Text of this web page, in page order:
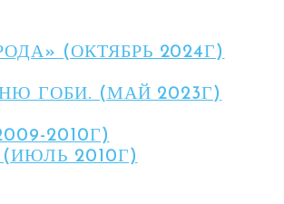
(ОКТЯБРЬ 2024Г)
ГОБИ. (МАЙ 2023Г)
2010Г)
2010Г)